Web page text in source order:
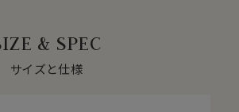
【 ドライ 】
】
【 長袖 】
& SPEC
サイズと仕様